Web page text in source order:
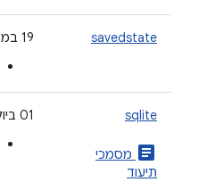
savedstate
‫19 במאי 2026
sqlite
article מסמכי
תיעוד
‫01 ביולי 2026